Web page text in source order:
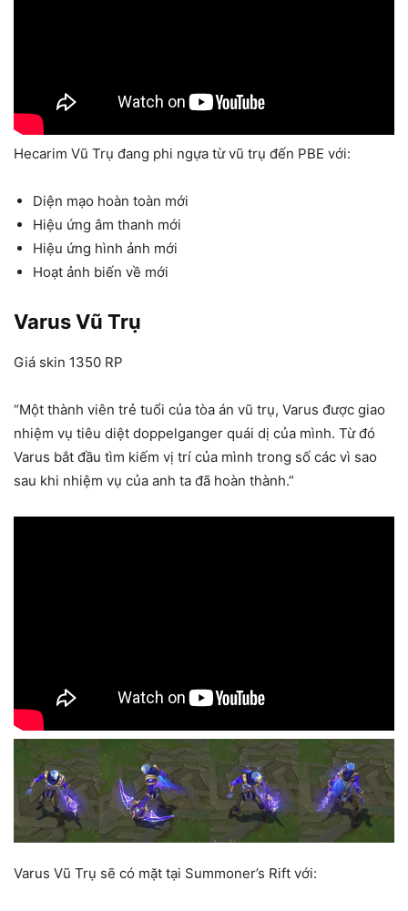
Hecarim Vũ Trụ đang phi ngựa từ vũ trụ đến PBE với:
Diện mạo hoàn toàn mới
Hiệu ứng âm thanh mới
Hiệu ứng hình ảnh mới
Hoạt ảnh biến về mới
Varus Vũ Trụ
Giá skin 1350 RP
“Một thành viên trẻ tuổi của tòa án vũ trụ, Varus được giao
nhiệm vụ tiêu diệt doppelganger quái dị của mình. Từ đó
Varus bắt đầu tìm kiếm vị trí của mình trong số các vì sao
sau khi nhiệm vụ của anh ta đã hoàn thành.”
Varus Vũ Trụ sẽ có mặt tại Summoner’s Rift với: